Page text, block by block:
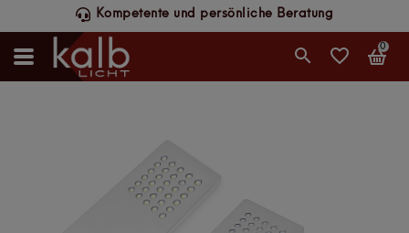
Kompetente und persönliche Beratung
0